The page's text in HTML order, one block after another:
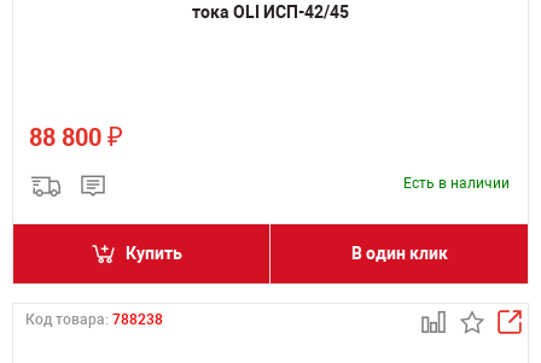
тока OLI ИСП-42/45
88 800 ₽
Есть в наличии
Купить В один клик
Код товара: 788238